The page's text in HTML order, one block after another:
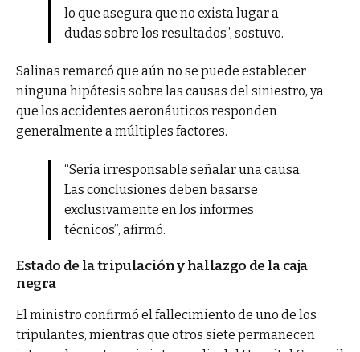
lo que asegura que no exista lugar a
dudas sobre los resultados”, sostuvo.
Salinas remarcó que aún no se puede establecer
ninguna hipótesis sobre las causas del siniestro, ya
que los accidentes aeronáuticos responden
generalmente a múltiples factores.
“Sería irresponsable señalar una causa.
Las conclusiones deben basarse
exclusivamente en los informes
técnicos”, afirmó.
Estado de la tripulación y hallazgo de la caja
negra
El ministro confirmó el fallecimiento de uno de los
tripulantes, mientras que otros siete permanecen